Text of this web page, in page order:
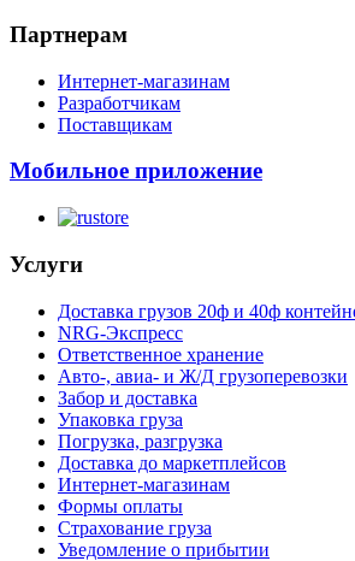
Партнерам
Интернет-магазинам
Разработчикам
Поставщикам
Мобильное приложение
Услуги
Доставка грузов 20ф и 40ф
NRG-Экспресс
Ответственное хранение
Авто-, авиа- и Ж/Д грузоперевозки
Забор и доставка
Упаковка груза
Погрузка, разгрузка
Доставка до маркетплейсов
Интернет-магазинам
Формы оплаты
Страхование груза
Уведомление о прибытии